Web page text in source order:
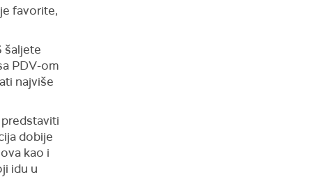
favorite,
šaljete
PDV-om
najviše
dobije
kao i
idu u